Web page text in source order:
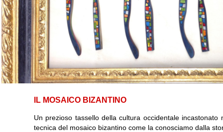
IL MOSAICO BIZANTINO
Un prezioso tassello della cultura occidentale incastonato
tecnica del mosaico bizantino come la conosciamo dalla